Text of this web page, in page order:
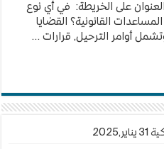
العنوان على الخريطة: في أي نوع
القانونية؟ القضايا
أوامر الترحيل, قرارات …
31 يناير,2025